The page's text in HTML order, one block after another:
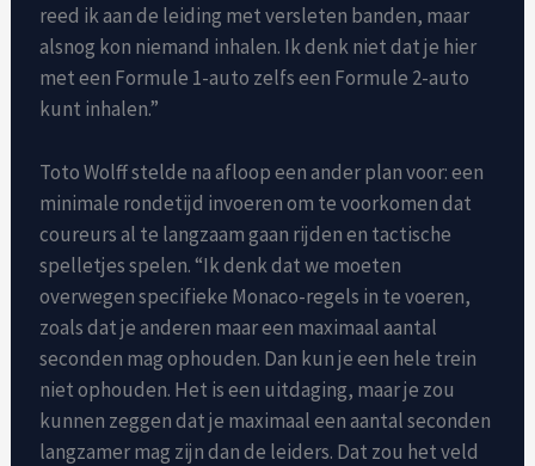
reed ik aan de leiding met versleten banden, maar
alsnog kon niemand inhalen. Ik denk niet dat je hier
met een Formule 1-auto zelfs een Formule 2-auto
kunt inhalen.”
Toto Wolff stelde na afloop een ander plan voor: een
minimale rondetijd invoeren om te voorkomen dat
coureurs al te langzaam gaan rijden en tactische
spelletjes spelen. “Ik denk dat we moeten
overwegen specifieke Monaco-regels in te voeren,
zoals dat je anderen maar een maximaal aantal
seconden mag ophouden. Dan kun je een hele trein
niet ophouden. Het is een uitdaging, maar je zou
kunnen zeggen dat je maximaal een aantal seconden
langzamer mag zijn dan de leiders. Dat zou het veld